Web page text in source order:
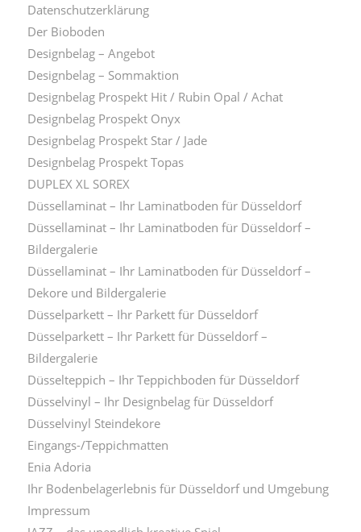
Datenschutzerklärung
Der Bioboden
Designbelag – Angebot
Designbelag – Sommaktion
Designbelag Prospekt Hit / Rubin Opal / Achat
Designbelag Prospekt Onyx
Designbelag Prospekt Star / Jade
Designbelag Prospekt Topas
DUPLEX XL SOREX
Düssellaminat – Ihr Laminatboden für Düsseldorf
Düssellaminat – Ihr Laminatboden für Düsseldorf –
Bildergalerie
Düssellaminat – Ihr Laminatboden für Düsseldorf –
Dekore und Bildergalerie
Düsselparkett – Ihr Parkett für Düsseldorf
Düsselparkett – Ihr Parkett für Düsseldorf –
Bildergalerie
Düsselteppich – Ihr Teppichboden für Düsseldorf
Düsselvinyl – Ihr Designbelag für Düsseldorf
Düsselvinyl Steindekore
Eingangs-/Teppichmatten
Enia Adoria
Ihr Bodenbelagerlebnis für Düsseldorf und Umgebung
Impressum